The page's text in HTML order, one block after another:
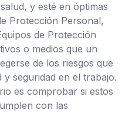
y esté en óptimas
Protección Personal,
de Protección
o medios que un
de los riesgos que
seguridad en el trabajo.
es comprobar si estos
con las